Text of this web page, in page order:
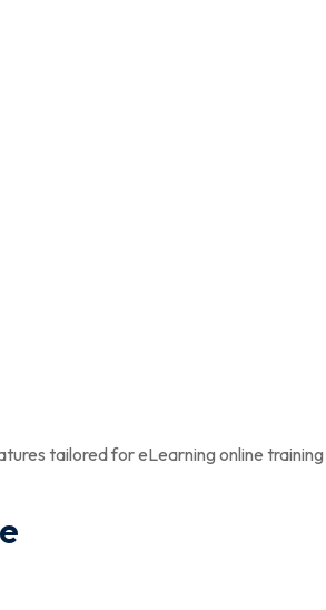
tailored for eLearning online